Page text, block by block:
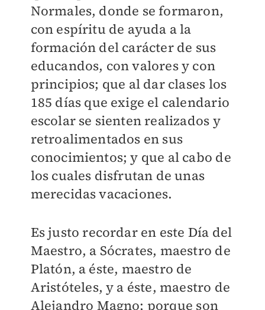
Normales, donde se formaron,
con espíritu de ayuda a la
formación del carácter de sus
educandos, con valores y con
principios; que al dar clases los
185 días que exige el calendario
escolar se sienten realizados y
retroalimentados en sus
conocimientos; y que al cabo de
los cuales disfrutan de unas
merecidas vacaciones.
Es justo recordar en este Día del
Maestro, a Sócrates, maestro de
Platón, a éste, maestro de
Aristóteles, y a éste, maestro de
Alejandro Magno; porque son